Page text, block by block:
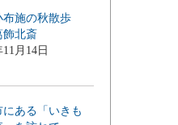
布施の秋散歩
飾北斎
11月14日
にある「いきも